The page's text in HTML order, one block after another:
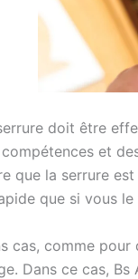
doit être
et
que la serrure
que si vous
cas, comme
Dans ce cas,